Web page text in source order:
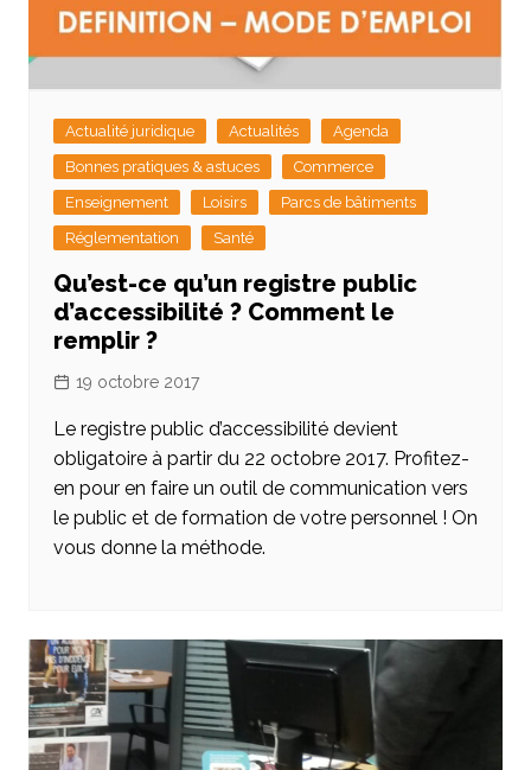
Actualité juridique Actualités
Agenda
Bonnes pratiques & astuces
Commerce
Enseignement
Loisirs
Parcs de bâtiments
Réglementation
Santé
Qu’est-ce qu’un registre public
d’accessibilité ? Comment le
remplir ?
19 octobre 2017
Le registre public d’accessibilité devient
obligatoire à partir du 22 octobre 2017. Profitez-
en pour en faire un outil de communication vers
le public et de formation de votre personnel ! On
vous donne la méthode.